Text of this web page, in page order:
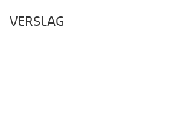
VERSLAG